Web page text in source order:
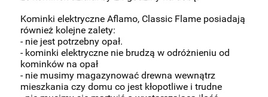
Kominki elektryczne Aflamo, Classic Flame posiadają
również kolejne zalety:
- nie jest potrzebny opał.
- kominki elektryczne nie brudzą w odróżnieniu od
kominków na opał
- nie musimy magazynować drewna wewnątrz
mieszkania czy domu co jest kłopotliwe i trudne